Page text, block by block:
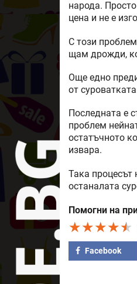
народа.
цена и не е
С този
щам дрожди,
Още едно
от
Последната е
проблем
остатъчното
извара.
Така процесът
останалата
Помогни на
★★★★★
★★★★★
★★★★★
Facebook